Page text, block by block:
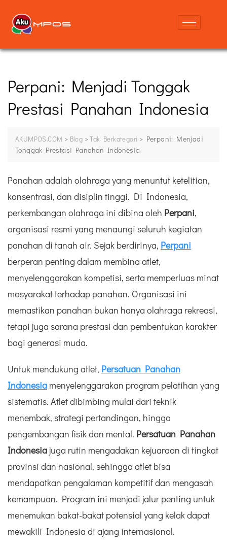
Perpani: Menjadi Tonggak
Prestasi Panahan Indonesia
AKUMPOS.COM > Blog >Tak Berkategori > Perpani: Menjadi
Tonggak Prestasi Panahan Indonesia
Panahan adalah olahraga yang menuntut ketelitian,
konsentrasi, dan disiplin tinggi. Di Indonesia,
perkembangan olahraga ini dibina oleh Perpani,
organisasi resmi yang menaungi seluruh kegiatan
panahan di tanah air. Sejak berdirinya, Perpani
berperan penting dalam membina atlet,
menyelenggarakan kompetisi, serta memperluas minat
masyarakat terhadap panahan. Organisasi ini
memastikan panahan bukan hanya olahraga rekreasi,
tetapi juga sarana prestasi dan pembentukan karakter
bagi generasi muda.
Untuk mendukung atlet, Persatuan Panahan
Indonesia menyelenggarakan program pelatihan yang
sistematis. Atlet dibimbing mulai dari teknik
menembak, strategi pertandingan, hingga
pengembangan fisik dan mental. Persatuan Panahan
Indonesia juga rutin mengadakan kejuaraan di tingkat
provinsi dan nasional, sehingga atlet bisa
mendapatkan pengalaman kompetitif dan mengasah
kemampuan. Program ini menjadi jalur penting untuk
menemukan bakat-bakat potensial yang kelak dapat
mewakili Indonesia di ajang internasional.